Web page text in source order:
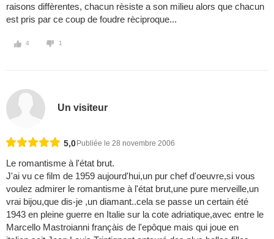
raisons diffèrentes, chacun rèsiste a son milieu alors que chacun
est pris par ce coup de foudre rèciproque...
4 1
Un visiteur
5,0 Publiée le 28 novembre 2006
Le romantisme à l'état brut.
J'ai vu ce film de 1959 aujourd'hui,un pur chef d'oeuvre,si vous
voulez admirer le romantisme à l'état brut,une pure merveille,un
vrai bijou,que dis-je ,un diamant..cela se passe un certain été
1943 en pleine guerre en Italie sur la cote adriatique,avec entre le
Marcello Mastroianni françàis de l'epôque mais qui joue en